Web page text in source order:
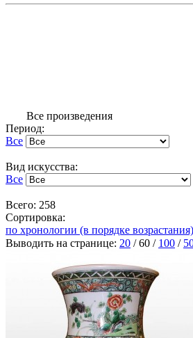
Все произведения
Период:
Все
Вид искусства:
Все
Всего: 258
Сортировка:
по хронологии (в порядке возрастания)
Выводить на странице: 20 /60 / 100 /